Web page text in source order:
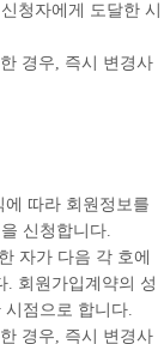
청자에게 도달한 시
경우, 즉시 변경사
따라 회원정보를
신청합니다.
자가 다음 각 호에
. 회원가입계약의 성
점으로 합니다.
경우, 즉시 변경사